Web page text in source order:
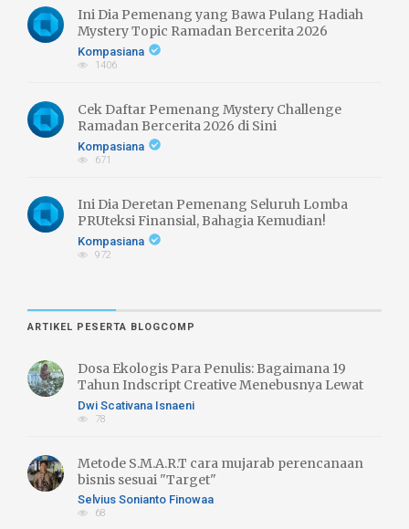
Ini Dia Pemenang yang Bawa Pulang Hadiah
Mystery Topic Ramadan Bercerita 2026
Kompasiana
1406
Cek Daftar Pemenang Mystery Challenge
Ramadan Bercerita 2026 di Sini
Kompasiana
671
Ini Dia Deretan Pemenang Seluruh Lomba
PRUteksi Finansial, Bahagia Kemudian!
Kompasiana
972
ARTIKEL PESERTA BLOGCOMP
Dosa Ekologis Para Penulis: Bagaimana 19
Tahun Indscript Creative Menebusnya Lewat
Literasi Hijau
Dwi Scativana Isnaeni
78
Metode S.M.A.R.T cara mujarab perencanaan
bisnis sesuai "Target"
Selvius Sonianto Finowaa
68